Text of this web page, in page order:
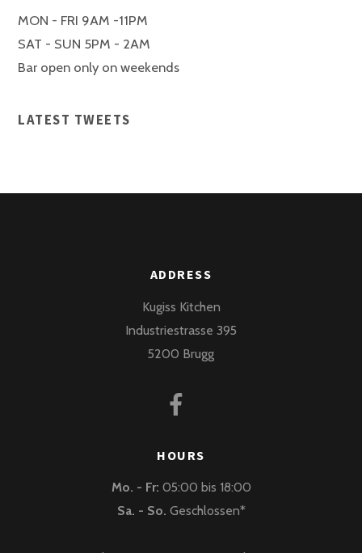
MON - FRI 9AM -11PM
SAT - SUN 5PM - 2AM
Bar open only on weekends
LATEST TWEETS
ADDRESS
Kugiss Kitchen
Industriestrasse 395
5200 Brugg
HOURS
Mo. - Fr: 05:00 bis 18:00
Sa. - So. Geschlossen*